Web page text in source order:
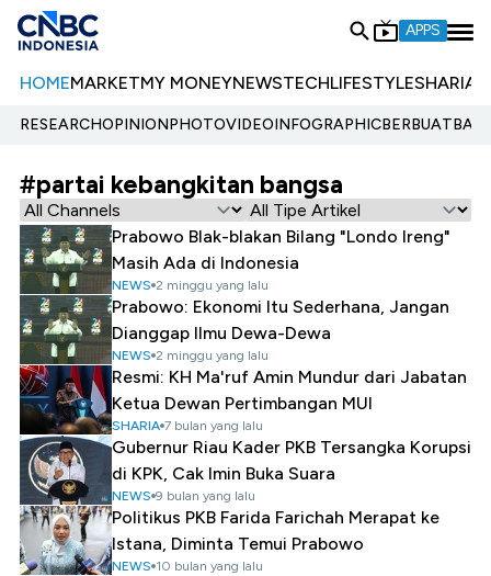
APPS
HOMEMARKETMY MONEYNEWSTECHLIFESTYLESHARIA
RESEARCHOPINIONPHOTOVIDEOINFOGRAPHIC
#partai kebangkitan bangsa
Prabowo Blak-blakan Bilang "Londo Ireng"
Masih Ada di Indonesia
NEWS 2 minggu yang lalu
Prabowo: Ekonomi Itu Sederhana, Jangan
Dianggap Ilmu Dewa-Dewa
NEWS 2 minggu yang lalu
Resmi: KH Ma'ruf Amin Mundur dari Jabatan
Ketua Dewan Pertimbangan MUI
SHARIA 7 bulan yang lalu
Gubernur Riau Kader PKB Tersangka Korupsi
di KPK, Cak Imin Buka Suara
NEWS 9 bulan yang lalu
Politikus PKB Farida Farichah Merapat ke
Istana, Diminta Temui Prabowo
NEWS 10 bulan yang lalu